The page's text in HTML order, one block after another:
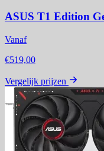
ASUS T1 Edition
Vanaf
€519,00
Vergelijk prijzen